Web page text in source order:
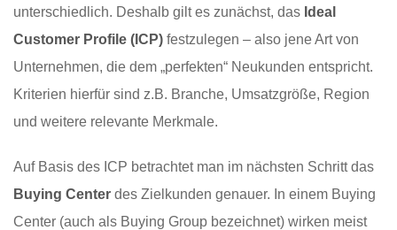
unterschiedlich. Deshalb gilt es zunächst, das Ideal
Customer Profile (ICP) festzulegen – also jene Art von
Unternehmen, die dem „perfekten“ Neukunden entspricht.
Kriterien hierfür sind z.B. Branche, Umsatzgröße, Region
und weitere relevante Merkmale.
Auf Basis des ICP betrachtet man im nächsten Schritt das
Buying Center des Zielkunden genauer. In einem Buying
Center (auch als Buying Group bezeichnet) wirken meist